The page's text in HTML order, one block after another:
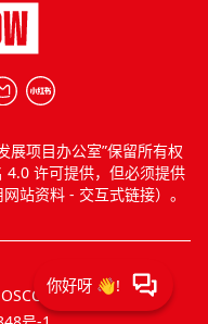
展项目办公室”保留所有权
4.0 许可提供，但必须提供
站资料 - 交互式链接）。
版权所有